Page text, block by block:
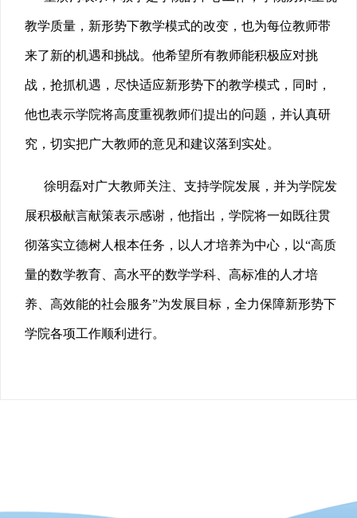
教学质量，新形势下教学模式的改变，也为每位教师带
来了新的机遇和挑战。他希望所有教师能积极应对挑
战，抢抓机遇，尽快适应新形势下的教学模式，同时，
他也表示学院将高度重视教师们提出的问题，并认真研
究，切实把广大教师的意见和建议落到实处。
徐明磊对广大教师关注、支持学院发展，并为学院发
展积极献言献策表示感谢，他指出，学院将一如既往贯
彻落实立德树人根本任务，以人才培养为中心，以“高质
量的数学教育、高水平的数学学科、高标准的人才培
养、高效能的社会服务”为发展目标，全力保障新形势下
学院各项工作顺利进行。